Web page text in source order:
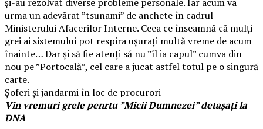
urma un adevărat ”tsunami” de anchete în cadrul
Ministerului Afacerilor Interne. Ceea ce înseamnă că mulți
grei ai sistemului pot respira ușurați multă vreme de acum
înainte… Dar și să fie atenți să nu ”îl ia capul” cumva din
nou pe ”Portocală”, cel care a jucat astfel totul pe o singură
carte.
Șoferi și jandarmi în loc de procurori
Vin vremuri grele penrtu ”Micii Dumnezei” detașați la
DNA